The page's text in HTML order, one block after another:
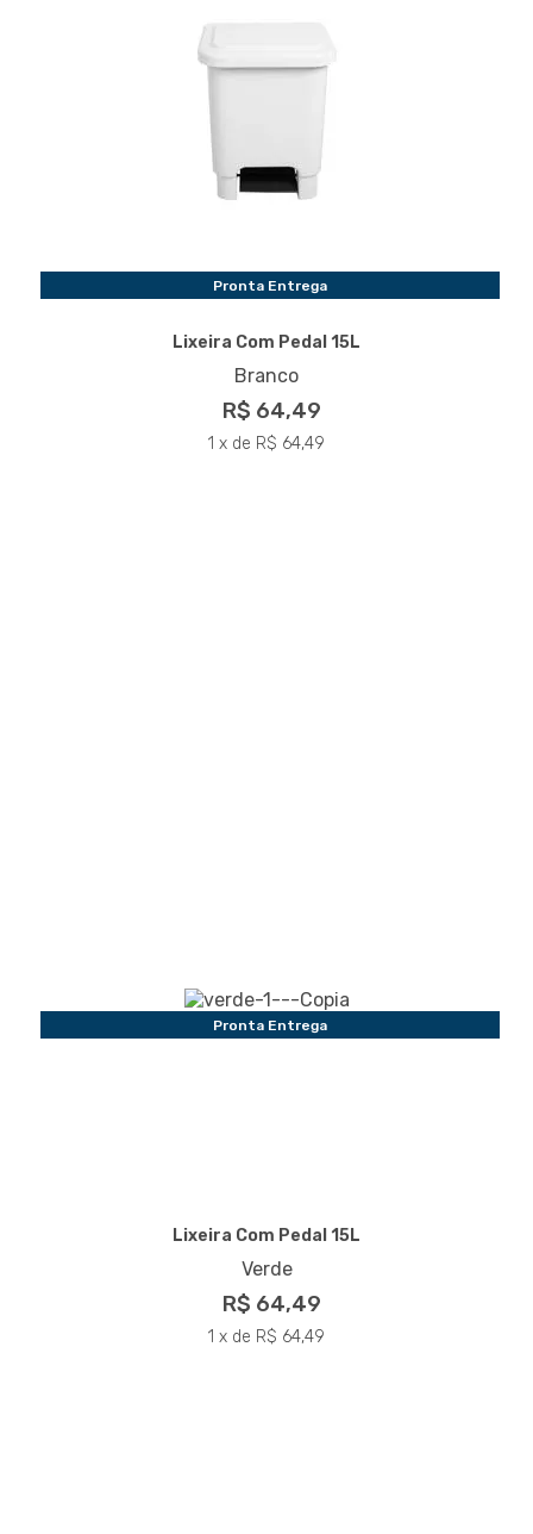
Pronta Entrega
Lixeira Com Pedal 15L
Branco
R$ 64,49
1 x de R$ 64,49
Pronta Entrega
Lixeira Com Pedal 15L
Verde
R$ 64,49
1 x de R$ 64,49